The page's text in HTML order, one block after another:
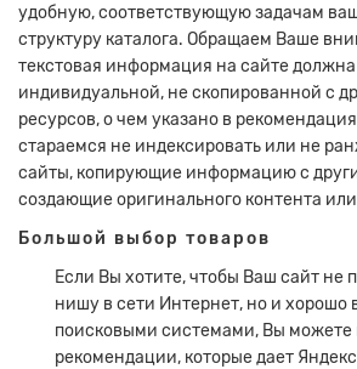
удобную, соответствующую задачам
структуру каталога. Обращаем Ваше
текстовая информация на сайте
индивидуальной, не скопированной с
ресурсов, о чем указано в
стараемся не индексировать или не
сайты, копирующие информацию с
создающие оригинального контента
Большой выбор товаров
Если Вы хотите, чтобы Ваш сайт не
нишу в сети Интернет, но и хорошо
поисковыми системами, Вы можете
рекомендации, которые дает